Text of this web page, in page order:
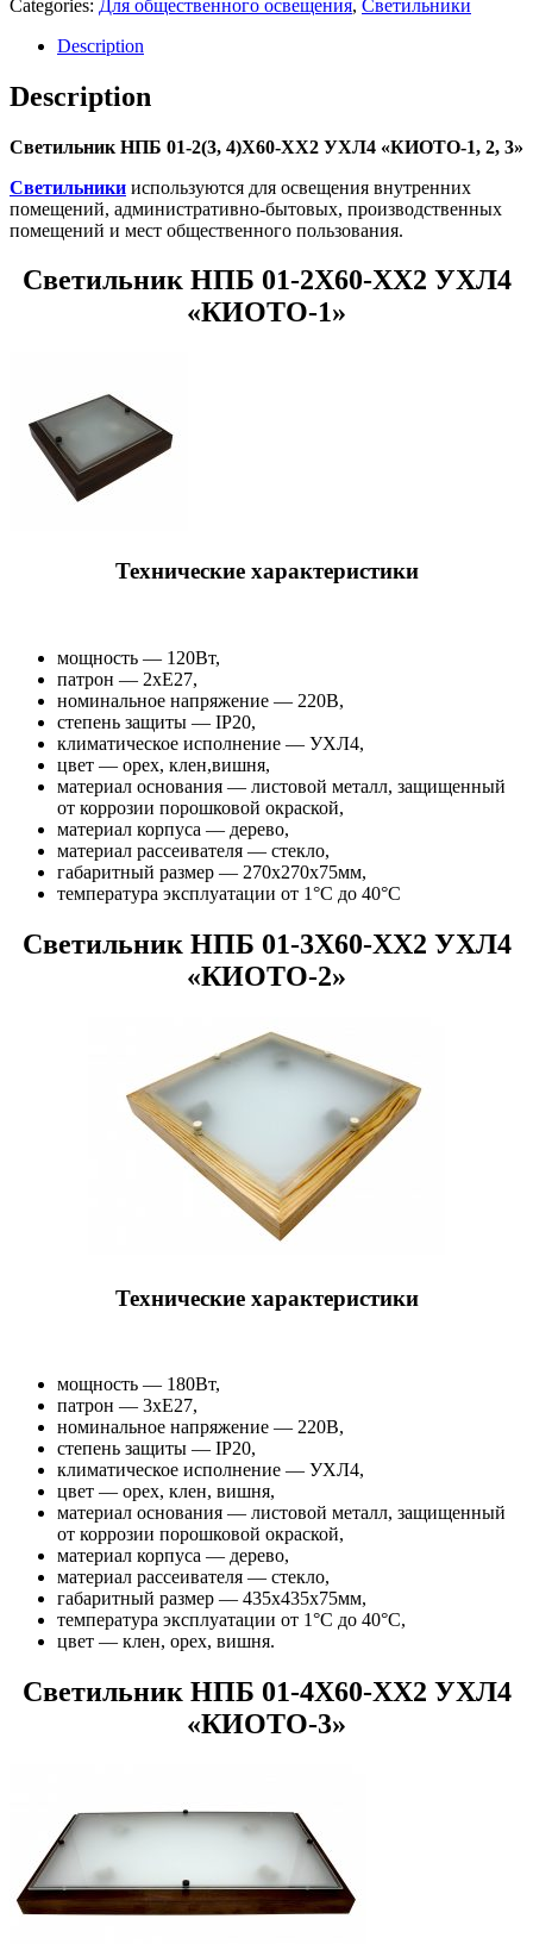
Categories: Для общественного освещения, Светильники
Description
Description
Светильник НПБ 01-2(3, 4)Х60-ХХ2 УХЛ4 «КИОТО-1, 2, 3»
Светильники используются для освещения внутренних
помещений, административно-бытовых, производственных
помещений и мест общественного пользования.
Светильник НПБ 01-2Х60-ХХ2 УХЛ4
«КИОТО-1»
Технические характеристики
мощность — 120Вт,
патрон — 2хЕ27,
номинальное напряжение — 220В,
cтепень защиты — IP20,
климатическое исполнение — УХЛ4,
цвет — орех, клен,вишня,
материал основания — листовой металл, защищенный
от коррозии порошковой окраской,
материал корпуса — дерево,
материал рассеивателя — стекло,
габаритный размер — 270х270х75мм,
температура эксплуатации от 1°С до 40°С
Светильник НПБ 01-3Х60-ХХ2 УХЛ4
«КИОТО-2»
Технические характеристики
мощность — 180Вт,
патрон — 3хЕ27,
номинальное напряжение — 220В,
cтепень защиты — IP20,
климатическое исполнение — УХЛ4,
цвет — орех, клен, вишня,
материал основания — листовой металл, защищенный
от коррозии порошковой окраской,
материал корпуса — дерево,
материал рассеивателя — стекло,
габаритный размер — 435х435х75мм,
температура эксплуатации от 1°С до 40°С,
цвет — клен, орех, вишня.
Светильник НПБ 01-4Х60-ХХ2 УХЛ4
«КИОТО-3»